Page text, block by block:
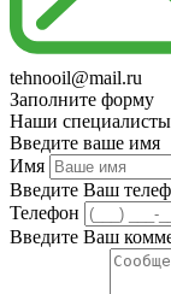
tehnooil@mail.ru
Заполните форму
Наши
Введите ваше имя
Имя
Введите Ваш
Телефон
Введите Ваш